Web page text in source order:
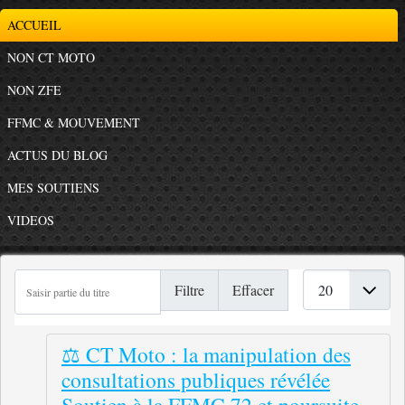
ACCUEIL
NON CT MOTO
NON ZFE
FFMC & MOUVEMENT
ACTUS DU BLOG
MES SOUTIENS
VIDEOS
Filtre Effacer
⚖️ CT Moto : la manipulation des
consultations publiques révélée